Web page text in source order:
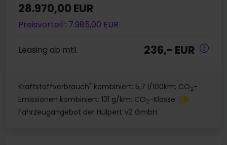
28.970,00 EUR
Preisvorteil1: 7.985,00 EUR
Leasing ab mtl. 236,- EUR
Kraftstoffverbrauch* kombiniert: 5,7 l/100km; CO2-
Emissionen kombiniert: 131 g/km; CO2-Klasse: D
Fahrzeugangebot der Hülpert VZ GmbH